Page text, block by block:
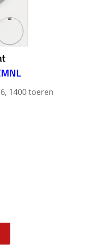
1400 toeren